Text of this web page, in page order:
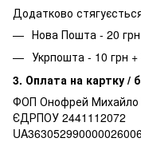
Додатково стягуєсться
Нова Пошта - 20
Укрпошта - 10 грн +
3. Оплата на картку /
ФОП Онофрей Михайло
ЄДРПОУ 2441112072